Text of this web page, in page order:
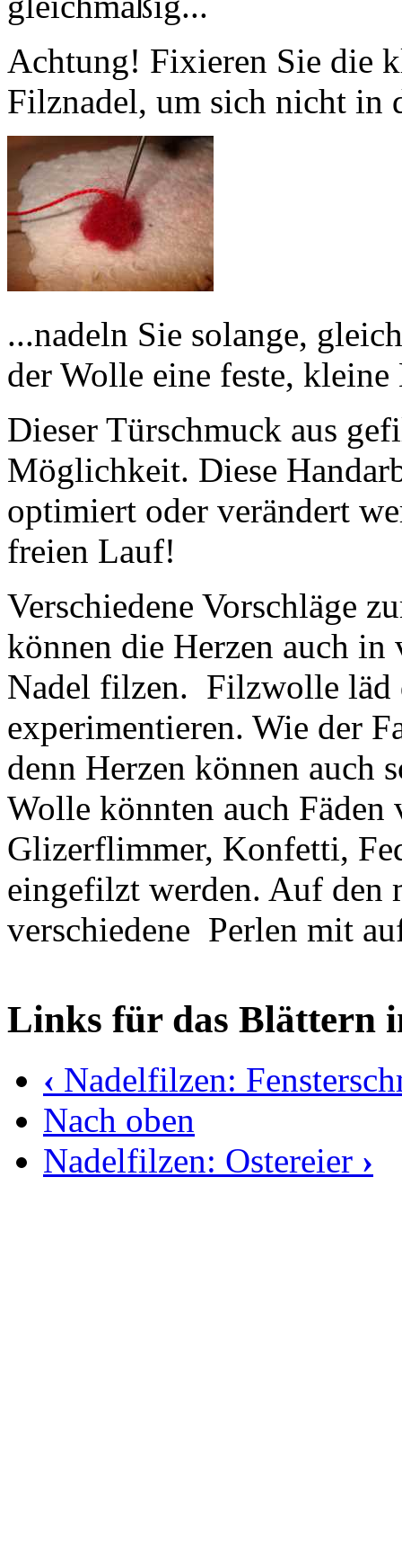
Achtung! Fixieren Sie die
Filznadel, um sich nicht in
...nadeln Sie solange,
der Wolle eine feste,
Dieser Türschmuck aus
Möglichkeit. Diese
optimiert oder verändert
freien Lauf!
Verschiedene Vorschläge
können die Herzen auch in
Nadel filzen. Filzwolle läd
experimentieren. Wie der
denn Herzen können auch
Wolle könnten auch Fäden
Glizerflimmer, Konfetti,
eingefilzt werden. Auf den
verschiedene Perlen mit
Links für das Blättern
‹ Nadelfilzen:
Nach oben
Nadelfilzen: Ostereier ›